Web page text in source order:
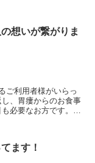
想いが繋がりま
ご利用者様がいらっ
、胃瘻からのお食事
必要なお方です。
ます！